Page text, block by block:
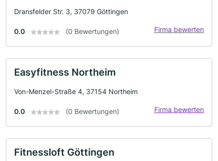
Dransfelder Str. 3, 37079 Göttingen
0.0 (0 Bewertungen) Firma bewerten
Easyfitness Northeim
Von-Menzel-Straße 4, 37154 Northeim
0.0 (0 Bewertungen) Firma bewerten
Fitnessloft Göttingen